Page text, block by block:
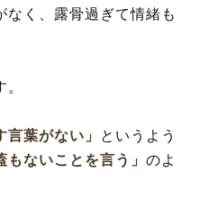
なく、露骨過ぎて情緒も
言葉がない」
というよう
もないことを言う」のよ